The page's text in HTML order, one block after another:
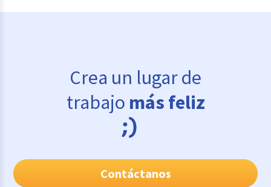
Crea un lugar de
trabajo más feliz
Contáctanos